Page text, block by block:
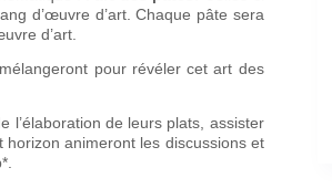
d’œuvre d’art. Chaque pâte sera
d’art.
pour révéler cet art des
l’élaboration de leurs plats, assister
animeront les discussions et